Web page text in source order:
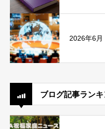
2026年6月
ブログ記事ラン